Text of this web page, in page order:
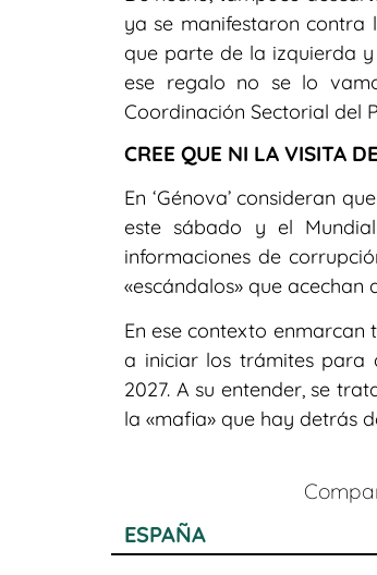
ya se manifestaron contra
que parte de la izquierda
ese regalo no se lo
Coordinación Sectorial del
CREE QUE NI LA VISITA
En ‘Génova’ consideran
este sábado y el
informaciones de
«escándalos» que acechan
En ese contexto enmarcan
a iniciar los trámites para
2027. A su entender, se
la «mafia» que hay detrás
ESPAÑA